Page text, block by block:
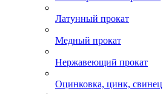
Латунный прокат
Медный прокат
Нержавеющий прокат
Оцинковка, цинк, свинец